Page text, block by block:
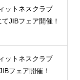
ットネスクラブ
JIBフェア開催！
ットネスクラブ
フェア開催！